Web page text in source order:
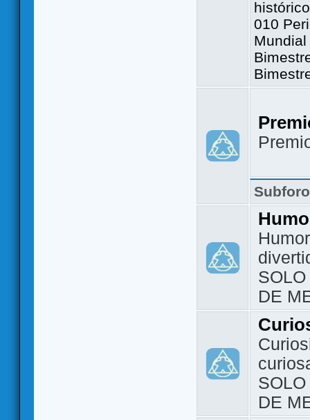
010
DE
DE